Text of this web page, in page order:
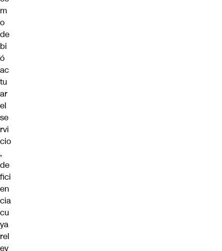
m
o
de
bi
ó
ac
tu
ar
el
se
rvi
cio
,
de
fici
en
cia
cu
ya
rel
ev